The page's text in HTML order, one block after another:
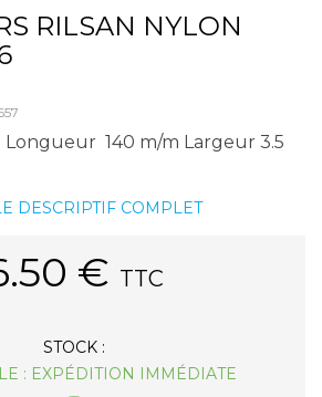
RILSAN NYLON
Longueur 140 m/m Largeur 3.5
DESCRIPTIF COMPLET
€ TTC
STOCK :
: EXPÉDITION IMMÉDIATE